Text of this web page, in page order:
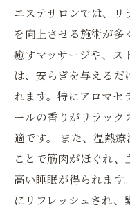
エステサロンでは、リ
を向上させる施術が多
癒すマッサージや、ス
は、安らぎを与えるだ
れます。特にアロマセ
ールの香りがリラック
適です。 また、温熱
ことで筋肉がほぐれ
高い睡眠が得られます
にリフレッシュされ、